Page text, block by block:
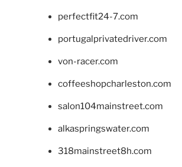
perfectfit24-7.com
portugalprivatedriver.com
von-racer.com
coffeeshopcharleston.com
salon104mainstreet.com
alkaspringswater.com
318mainstreet8h.com